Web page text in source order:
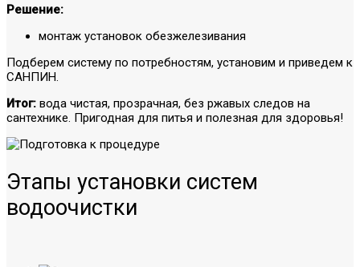
Решение:
монтаж установок обезжелезивания
Подберем систему по потребностям, установим и приведем к
САНПИН.
Итог: вода чистая, прозрачная, без ржавых следов на
сантехнике. Пригодная для питья и полезная для здоровья!
Этапы установки систем
водоочистки